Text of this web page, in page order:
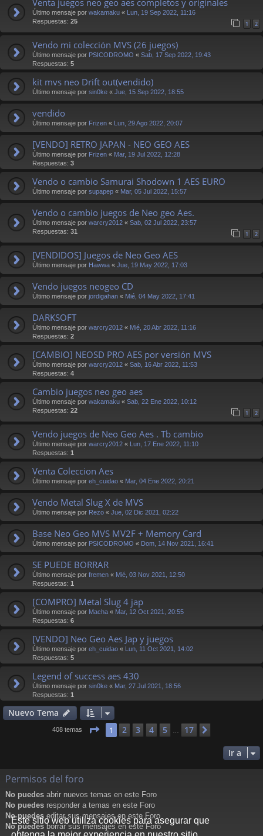
Este sitio web utiliza cookies para asegurar que
Último mensaje por wakamaku « Lun, 19 Sep 2022, 11:16
Respuestas: 25 1 2
Vendo mi colección MVS (26 juegos)
Último mensaje por PSICODROMO « Sab, 17 Sep 2022, 19:43
Respuestas: 5
kit mvs neo Drift out(vendido)
Último mensaje por sin0ke « Jue, 15 Sep 2022, 18:55
vendido
Último mensaje por Frizen « Lun, 29 Ago 2022, 20:07
[VENDO] RETRO JAPAN - NEO GEO AES
Último mensaje por Frizen « Mar, 19 Jul 2022, 12:28
Respuestas: 3
Vendo o cambio Samurai Shodown 1 AES EURO
Último mensaje por supapep « Mar, 05 Jul 2022, 15:57
Vendo o cambio juegos de Neo geo Aes.
Último mensaje por warcry2012 « Sab, 02 Jul 2022, 23:57
Respuestas: 31 1 2
[VENDIDOS] Juegos de Neo Geo AES
Último mensaje por Hawwa « Jue, 19 May 2022, 17:03
Vendo juegos neogeo CD
Último mensaje por jordigahan « Mié, 04 May 2022, 17:41
DARKSOFT
Último mensaje por warcry2012 « Mié, 20 Abr 2022, 11:16
Respuestas: 2
[CAMBIO] NEOSD PRO AES por versión MVS
Último mensaje por warcry2012 « Sab, 16 Abr 2022, 11:53
Respuestas: 4
Cambio juegos neo geo aes
Último mensaje por wakamaku « Sab, 22 Ene 2022, 10:12
Respuestas: 22 1 2
Vendo juegos de Neo Geo Aes . Tb cambio
Último mensaje por warcry2012 « Lun, 17 Ene 2022, 11:10
Respuestas: 1
Venta Coleccion Aes
Último mensaje por eh_cuidao « Mar, 04 Ene 2022, 20:21
Vendo Metal Slug X de MVS
Último mensaje por Rezo « Jue, 02 Dic 2021, 02:22
Base Neo Geo MVS MV2F + Memory Card
Último mensaje por PSICODROMO « Dom, 14 Nov 2021, 16:41
SE PUEDE BORRAR
Último mensaje por fremen « Mié, 03 Nov 2021, 12:50
Respuestas: 1
[COMPRO] Metal Slug 4 jap
Último mensaje por Macha « Mar, 12 Oct 2021, 20:55
Respuestas: 6
[VENDO] Neo Geo Aes Jap y juegos
Último mensaje por eh_cuidao « Lun, 11 Oct 2021, 14:02
Respuestas: 5
Legend of success aes 430
Último mensaje por sin0ke « Mar, 27 Jul 2021, 18:56
Respuestas: 1
Nuevo Tema
408 temas Página de 17
1 2 3 4 5 17
Ir a
Permisos del foro
No puedes abrir nuevos temas en este Foro
No puedes responder a temas en este Foro
No puedes editar sus mensajes en este Foro
No puedesborrar sus mensajes en este Foro